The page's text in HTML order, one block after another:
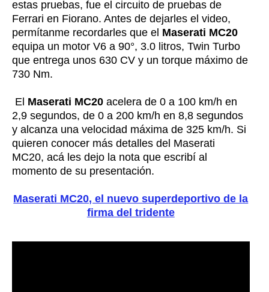
estas pruebas, fue el circuito de pruebas de
Ferrari en Fiorano. Antes de dejarles el video,
permítanme recordarles que el Maserati MC20
equipa un motor V6 a 90°, 3.0 litros, Twin Turbo
que entrega unos 630 CV y un torque máximo de
730 Nm.
El Maserati MC20 acelera de 0 a 100 km/h en
2,9 segundos, de 0 a 200 km/h en 8,8 segundos
y alcanza una velocidad máxima de 325 km/h. Si
quieren conocer más detalles del Maserati
MC20, acá les dejo la nota que escribí al
momento de su presentación.
Maserati MC20, el nuevo superdeportivo de la
firma del tridente